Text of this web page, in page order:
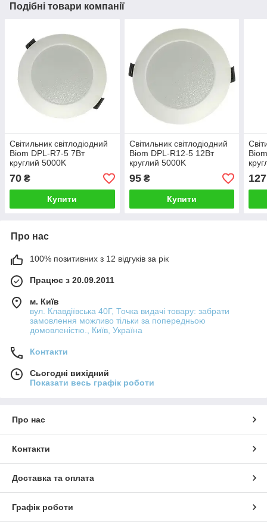
Подібні товари компанії
Світильник свiтлодiодний
Biom DPL-R7-5 7Вт
круглий 5000K
70 ₴
Купити
Світильник свiтлодiодний
Biom DPL-R12-5 12Вт
круглий 5000K
95₴
Купити
127
Про нас
100% позитивних з 12 відгуків за рік
Працює з 20.09.2011
м. Київ
вул. Клавдіївська 40Г, Точка видачі товару: забрати
замовлення можливо тільки за попередньою
домовленістю., Київ, Україна
Контакти
Сьогодні вихідний
Показати весь графік роботи
Про нас
Контакти
Доставка та оплата
Графік роботи